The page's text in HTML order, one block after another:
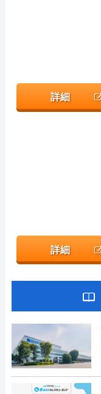
詳細
詳細